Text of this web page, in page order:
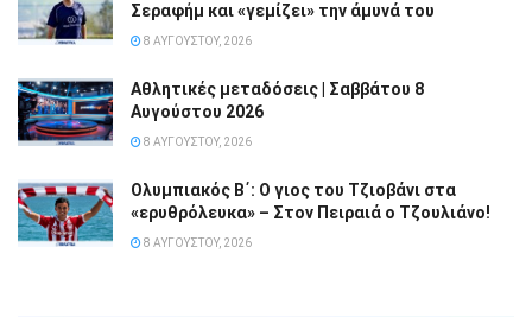
Σεραφήμ και «γεμίζει» την άμυνά του
8 ΑΥΓΟΎΣΤΟΥ, 2026
Αθλητικές μεταδόσεις | Σαββάτου 8
Αυγούστου 2026
8 ΑΥΓΟΎΣΤΟΥ, 2026
Ολυμπιακός Β΄: Ο γιος του Τζιοβάνι στα
«ερυθρόλευκα» – Στον Πειραιά ο Τζουλιάνο!
8 ΑΥΓΟΎΣΤΟΥ, 2026